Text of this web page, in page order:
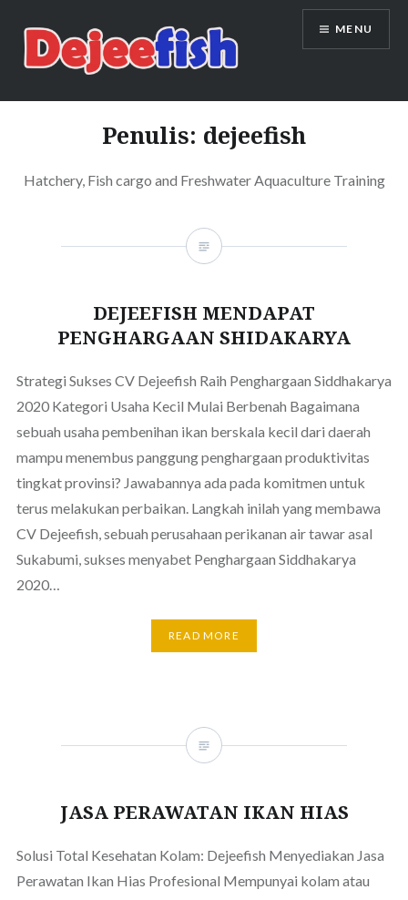
content
DEJEEFISH | PRODUSEN BENIH
IKAN BERKUALITAS INDONESIA
MENU
Penulis: dejeefish
Hatchery, Fish cargo and Freshwater Aquaculture Training
DEJEEFISH MENDAPAT
PENGHARGAAN SHIDAKARYA
Strategi Sukses CV Dejeefish Raih Penghargaan Siddhakarya
2020 Kategori Usaha Kecil Mulai Berbenah Bagaimana
sebuah usaha pembenihan ikan berskala kecil dari daerah
mampu menembus panggung penghargaan produktivitas
tingkat provinsi? Jawabannya ada pada komitmen untuk
terus melakukan perbaikan. Langkah inilah yang membawa
CV Dejeefish, sebuah perusahaan perikanan air tawar asal
Sukabumi, sukses menyabet Penghargaan Siddhakarya
2020…
READ MORE
JASA PERAWATAN IKAN HIAS
Solusi Total Kesehatan Kolam: Dejeefish Menyediakan Jasa
Perawatan Ikan Hias Profesional Mempunyai kolam atau